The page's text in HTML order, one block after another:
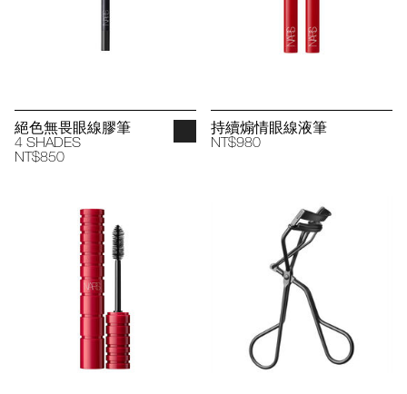
絕色無畏眼線膠筆
4 SHADES
NT$850
持續煽情眼線液筆
NT$980